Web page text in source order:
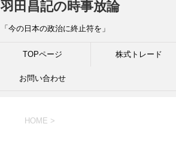
羽田昌記の時事放論
「今の日本の政治に終止符を」
TOPページ 株式トレード
お問い合わせ
HOME >